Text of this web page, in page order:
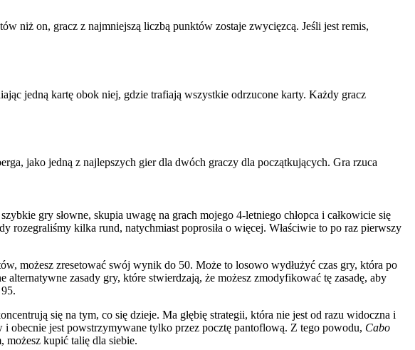
niż on, gracz z najmniejszą liczbą punktów zostaje zwycięzcą. Jeśli jest remis,
jedną kartę obok niej, gdzie trafiają wszystkie odrzucone karty. Każdy gracz
jako jedną z najlepszych gier dla dwóch graczy dla początkujących. Gra rzuca
gry słowne, skupia uwagę na grach mojego 4-letniego chłopca i całkowicie się
rozegraliśmy kilka rund, natychmiast poprosiła o więcej. Właściwie to po raz pierwszy
możesz zresetować swój wynik do 50. Może to losowo wydłużyć czas gry, która po
zasady gry, które stwierdzają, że możesz zmodyfikować tę zasadę, aby
się na tym, co się dzieje. Ma głębię strategii, która nie jest od razu widoczna i
jest powstrzymywane tylko przez pocztę pantoflową. Z tego powodu, Cabo
możesz kupić talię dla siebie.